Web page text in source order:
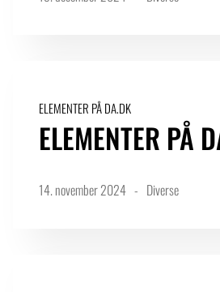
ELEMENTER PÅ DA.DK
ELEMENTER PÅ
14. november 2024 Diverse